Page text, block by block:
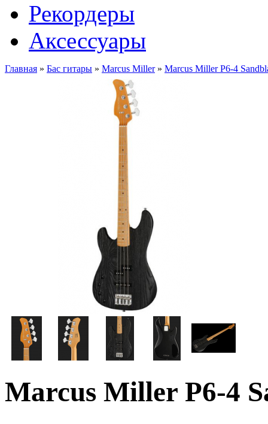
Рекордеры
Аксессуары
Главная » Бас гитары » Marcus Miller» Marcus Miller P6-4
Marcus Miller P6-4